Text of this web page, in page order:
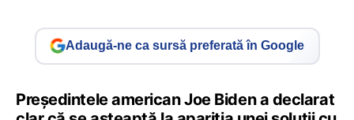
Adaugă-ne ca sursă preferată în Google
Președintele american Joe Biden a declarat